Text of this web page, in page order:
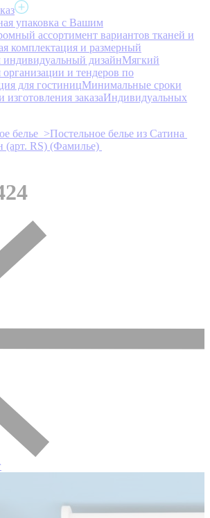
упаковка с Вашим
ассортимент вариантов тканей и
комплектация и размерный
индивидуальный дизайнМягкий
организации и тендеров по
для гостиницМинимальные сроки
изготовления заказаИндивидуальных
белье >Постельное белье из Сатина
(арт. RS) (Фамилье)